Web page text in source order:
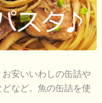
安いいわしの缶詰や
など。魚の缶詰を使